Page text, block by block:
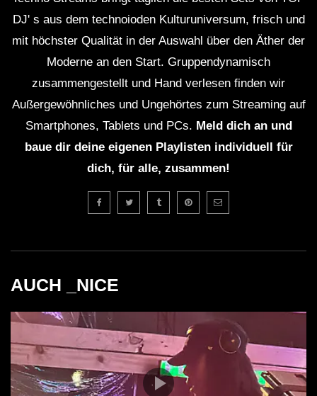
DJ' s aus dem technoioden Kulturuniversum, frisch und
mit höchster Qualität in der Auswahl über den Äther der
Moderne an den Start. Gruppendynamisch
zusammengestellt und Hand verlesen finden wir
Außergewöhnliches und Ungehörtes zum Streaming auf
Smartphones, Tablets und PCs. Meld dich an und
baue dir deine eigenen Playlisten individuell für
dich, für alle, zusammen!
AUCH _NICE